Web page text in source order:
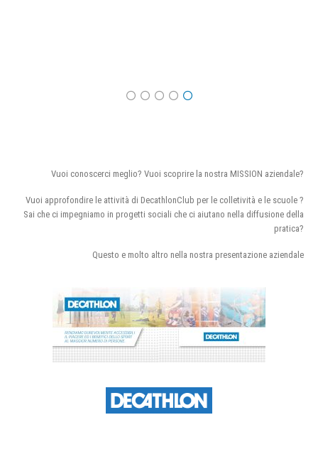
Vuoi conoscerci meglio? Vuoi scoprire la nostra MISSION aziendale?
Vuoi approfondire le attività di DecathlonClub per le colletività e le scuole ?
Sai che ci impegniamo in progetti sociali che ci aiutano nella diffusione della
pratica?
Questo e molto altro nella nostra presentazione aziendale